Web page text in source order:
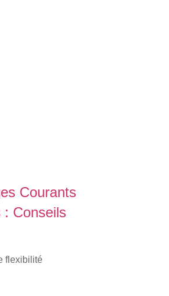
Courants
: Conseils
flexibilité